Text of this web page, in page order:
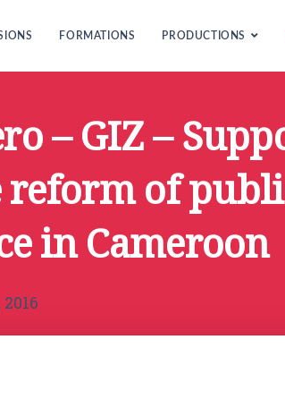
FORMATIONS PRODUCTIONS
– GIZ –
reform of
in Cameroon